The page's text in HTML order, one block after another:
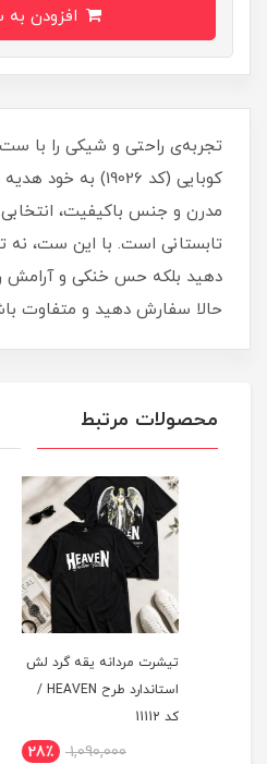
تجربه‌ی راحتی و شیکی را با
کوبایی (کد 19026)
مدرن و جنس باکیفیت، انتخابی
تابستانی است. با این ست، نه
دهید بلکه حس خنکی و آرامش
حالا سفارش دهید و متفاوت
محصولات مرتبط
تیشرت مردانه یقه گرد لش
استاندارد طرح HEAVEN /
1,090,000 28٪